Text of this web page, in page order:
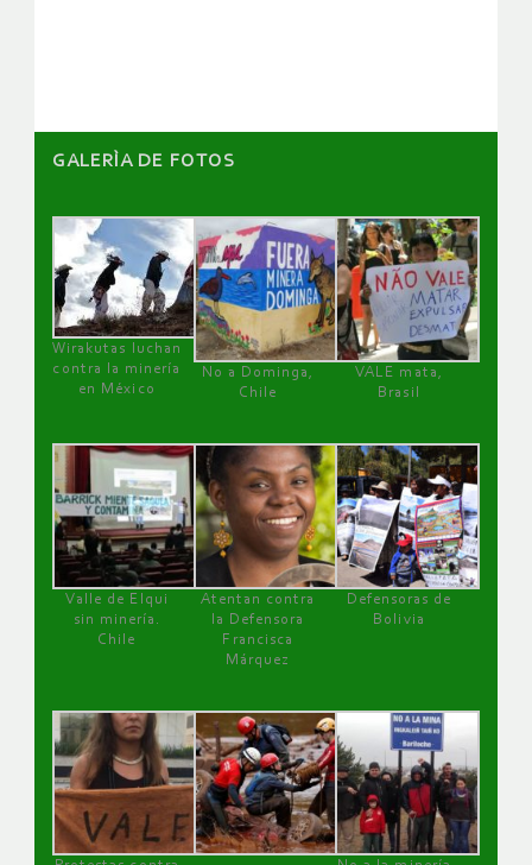
GALERÌA DE FOTOS
Wirakutas luchan
contra la minería
en México
No a Dominga,
Chile
VALE mata,
Brasil
Valle de Elqui
sin minería.
Chile
Atentan contra
la Defensora
Francisca
Márquez
Defensoras de
Bolivia